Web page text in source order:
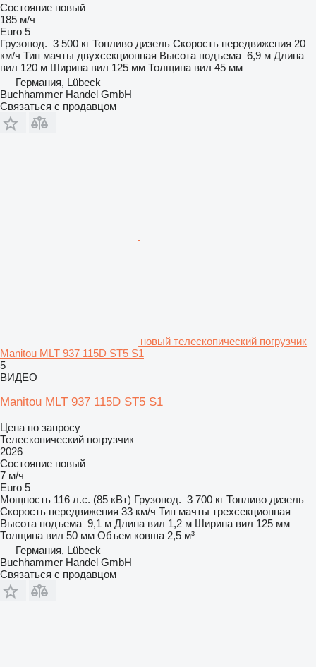
Состояние новый
185 м/ч
Euro 5
Грузопод. 3 500 кг Топливо дизель Скорость передвижения 20
км/ч Тип мачты двухсекционная Высота подъема 6,9 м Длина
вил 120 м Ширина вил 125 мм Толщина вил 45 мм
Германия, Lübeck
Buchhammer Handel GmbH
Связаться с продавцом
новый телескопический погрузчик
Manitou MLT 937 115D ST5 S1
5
ВИДЕО
Manitou MLT 937 115D ST5 S1
Цена по запросу
Телескопический погрузчик
2026
Состояние новый
7 м/ч
Euro 5
Мощность 116 л.с. (85 кВт) Грузопод. 3 700 кг Топливо дизель
Скорость передвижения 33 км/ч Тип мачты трехсекционная
Высота подъема 9,1 м Длина вил 1,2 м Ширина вил 125 мм
Толщина вил 50 мм Объем ковша 2,5 м³
Германия, Lübeck
Buchhammer Handel GmbH
Связаться с продавцом